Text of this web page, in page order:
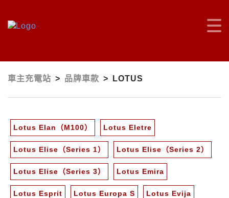
車主充電站 > 品牌車款 > LOTUS
Lotus Elan（M100） Lotus Eletre
Lotus Elise（Series 1） Lotus Elise（Series 2）
Lotus Elise（Series 3） Lotus Emira
Lotus Esprit Lotus Europa S Lotus Evija